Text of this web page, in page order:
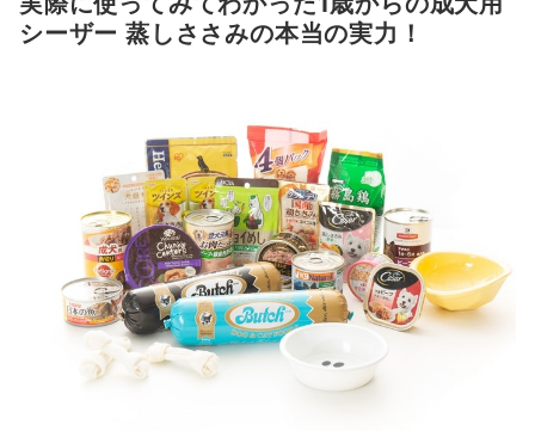
シーザー 蒸しささみの本当の実力！